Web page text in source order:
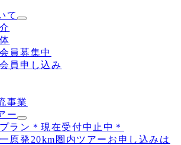
て
員募集中
員申し込み
事業
ー
ラン＊現在受付中止中＊
原発20km圏内ツアーお申し込みは